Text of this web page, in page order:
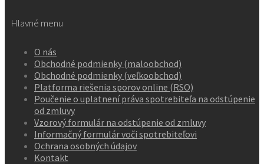
Hlavné menu
O nás
Obchodné podmienky (maloobchod)
Obchodné podmienky (veľkoobchod)
Platforma riešenia sporov online (RSO)
Poučenie o uplatnení práva spotrebiteľa na odstúpenie
od zmluvy
Vzorový formulár na odstúpenie od zmluvy
Informačný formulár voči spotrebiteľovi
Ochrana osobných údajov
Kontakt